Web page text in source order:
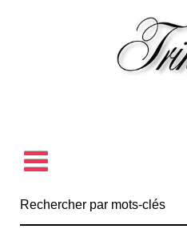
Découvrir la collection